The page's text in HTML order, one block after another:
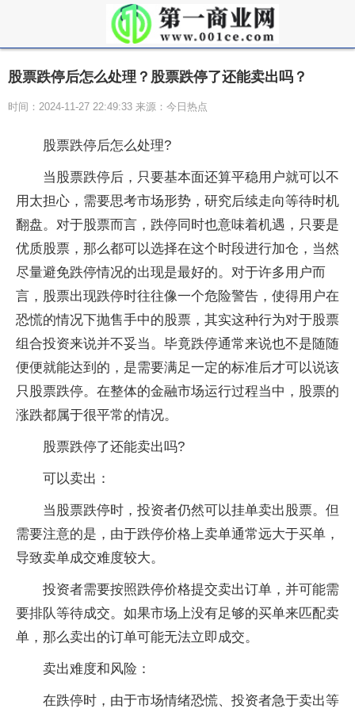
股票跌停后怎么处理？股票跌停了还能卖出吗？
时间：2024-11-27 22:49:33 来源：今日热点
股票跌停后怎么处理?
当股票跌停后，只要基本面还算平稳用户就可以不
用太担心，需要思考市场形势，研究后续走向等待时机
翻盘。对于股票而言，跌停同时也意味着机遇，只要是
优质股票，那么都可以选择在这个时段进行加仓，当然
尽量避免跌停情况的出现是最好的。对于许多用户而
言，股票出现跌停时往往像一个危险警告，使得用户在
恐慌的情况下抛售手中的股票，其实这种行为对于股票
组合投资来说并不妥当。毕竟跌停通常来说也不是随随
便便就能达到的，是需要满足一定的标准后才可以说该
只股票跌停。在整体的金融市场运行过程当中，股票的
涨跌都属于很平常的情况。
股票跌停了还能卖出吗?
可以卖出：
当股票跌停时，投资者仍然可以挂单卖出股票。但
需要注意的是，由于跌停价格上卖单通常远大于买单，
导致卖单成交难度较大。
投资者需要按照跌停价格提交卖出订单，并可能需
要排队等待成交。如果市场上没有足够的买单来匹配卖
单，那么卖出的订单可能无法立即成交。
卖出难度和风险：
在跌停时，由于市场情绪恐慌、投资者急于卖出等